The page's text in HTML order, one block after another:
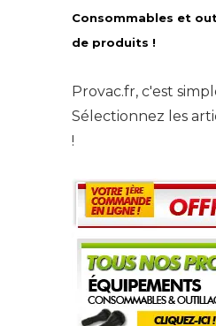
Consommables et
de produits !
Provac.fr, c'est
Sélectionnez les
!